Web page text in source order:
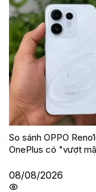
So sánh OPPO
OnePlus có "vượt
08/08/2026